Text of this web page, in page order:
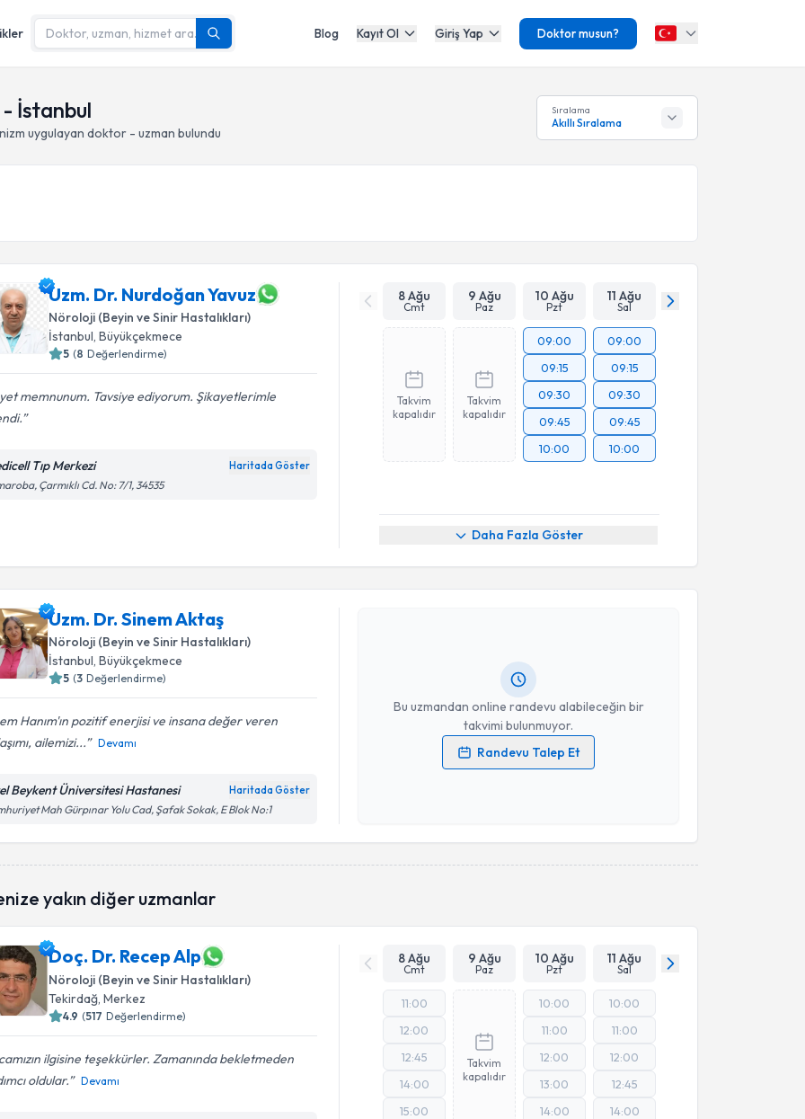
Blog Kayıt Ol Giriş Yap Doktor musun?
İstanbul
uygulayan doktor - uzman bulundu
Sıralama
Akıllı Sıralama
Uzm. Dr. Nurdoğan Yavuz
Nöroloji (Beyin ve Sinir Hastalıkları)
İstanbul, Büyükçekmece
5 (8 Değerlendirme)
memnunum. Tavsiye ediyorum. Şikayetlerimle
Tıp Merkezi Haritada Göster
Çarmıklı Cd. No: 7/1, 34535
8 Ağu
Cmt
9 Ağu
Paz
10 Ağu
Pzt
11 Ağu
Sal
Takvim
kapalıdır
Takvim
kapalıdır
09:00
09:15
09:30
09:45
10:00
09:00
09:15
09:30
09:45
10:00
Daha Fazla Göster
Uzm. Dr. Sinem Aktaş
Nöroloji (Beyin ve Sinir Hastalıkları)
İstanbul , Büyükçekmece
5 (3 Değerlendirme)
Hanım'ın pozitif enerjisi ve insana değer veren
ailemizi...
Devamı
Beykent Üniversitesi Hastanesi Haritada Göster
Mah Gürpınar Yolu Cad, Şafak Sokak, E Blok No:1
Bu uzmandan online randevu alabileceğin bir
takvimi bulunmuyor.
Randevu Talep Et
Randevu Takvimi Talebi
Uzm. Dr. Sinem Aktaş
Kişisel verilerimin işlenmesine ilişkinAydınlatma Metni
Takvim Talebini Gönder
yakın diğer uzmanlar
Doç. Dr. Recep Alp
Nöroloji (Beyin ve Sinir Hastalıkları)
Tekirdağ , Merkez
4.9 (517 Değerlendirme)
ilgisine teşekkürler. Zamanında bekletmeden
oldular.
Devamı
8 Ağu
Cmt
9 Ağu
Paz
10 Ağu
Pzt
11 Ağu
Sal
11:00
12:00
12:45
14:00
15:00
Takvim
kapalıdır
10:00
11:00
12:00
13:00
14:00
10:00
11:00
12:00
12:45
14:00